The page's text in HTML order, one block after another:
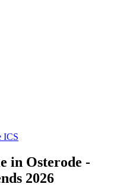
in Osterode -
2026